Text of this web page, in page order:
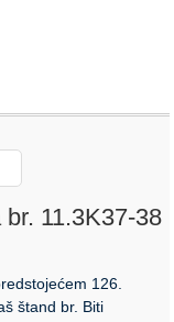
11.3K37-38
126.
štand br. Biti